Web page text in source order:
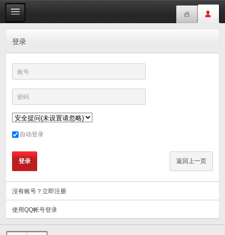
登录
账号
密码
自动登录
没有账号？立即注册
使用QQ帐号登录